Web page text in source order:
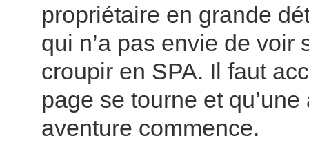
propriétaire en grande
qui n’a pas envie de voir
croupir en SPA. Il faut
page se tourne et qu’une
aventure commence.